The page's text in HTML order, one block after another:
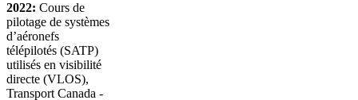
2022: Cours de
pilotage de systèmes
d’aéronefs
télépilotés (SATP)
utilisés en visibilité
directe (VLOS),
Transport Canada -